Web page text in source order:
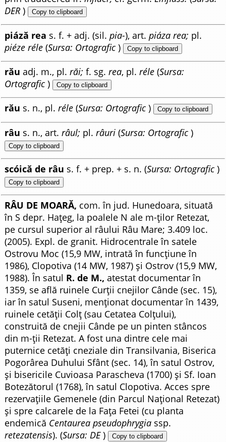
DER) Copy to clipboard
piáză rea s. f. + adj. (sil.pia-), art.piáza rea; pl.
piéze réle (Sursa: Ortografic ) Copy to clipboard
răuadj. m., pl.răi;f. sg.rea, pl.réle (Sursa:
Ortografic ) Copy to clipboard
rău s. n., pl.réle (Sursa: Ortografic ) Copy to clipboard
râu s. n., art.râul; pl.râuri (Sursa: Ortografic )
Copy to clipboard
scóică de râu s. f. + prep. + s. n. (Sursa: Ortografic )
Copy to clipboard
RÂU DE MOARĂ, com. în jud. Hunedoara, situată
în S depr. Hațeg, la poalele N ale m-ților Retezat,
pe cursul superior al râului Râu Mare; 3.409 loc.
(2005). Expl. de granit. Hidrocentrale în satele
Ostrovu Moc (15,9 MW, intrată în funcțiune în
1986), Clopotiva (14 MW, 1987) și Ostrov (15,9 MW,
1988). În satul R. de M., atestat documentar în
1359, se află ruinele Curții cnejilor Cânde (sec. 15),
iar în satul Suseni, menționat documentar în 1439,
ruinele cetății Colț (sau Cetatea Colțului),
construită de cnejii Cânde pe un pinten stâncos
din m-ții Retezat. A fost una dintre cele mai
puternice cetăți cneziale din Transilvania, Biserica
Pogorârea Duhului Sfânt (sec. 14), în satul Ostrov,
și bisericile Cuvioasa Parascheva (1700) și Sf. Ioan
Botezătorul (1768), în satul Clopotiva. Acces spre
rezervațiile Gemenele (din Parcul Național Retezat)
și spre calcarele de la Fața Fetei (cu planta
endemică Centaurea pseudophrygia ssp.
retezatensis). (Sursa: DE) Copy to clipboard